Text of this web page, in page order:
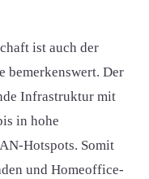
ist auch der
bemerkenswert. Der
Infrastruktur mit
in hohe
Hotspots. Somit
und Homeoffice-